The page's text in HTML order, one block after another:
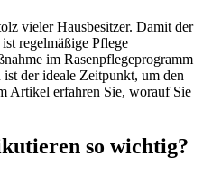
vieler Hausbesitzer. Damit der
regelmäßige Pflege
im Rasenpflegeprogramm
der ideale Zeitpunkt, um den
Artikel erfahren Sie, worauf Sie
so wichtig?